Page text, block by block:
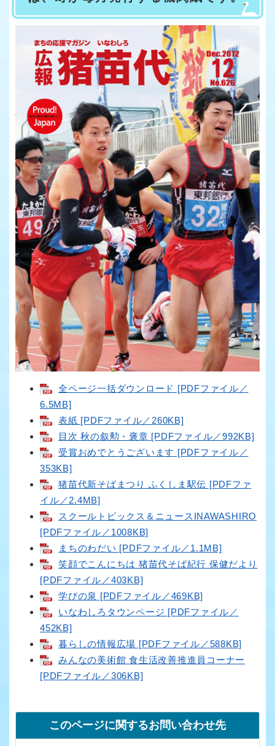
全ページ一括ダウンロード [PDFファイル／
6.5MB]
表紙 [PDFファイル／260KB]
目次 秋の叙勲・褒章 [PDFファイル／992KB]
受賞おめでとうございます [PDFファイル／
353KB]
猪苗代新そばまつり ふくしま駅伝 [PDFファ
イル／2.4MB]
スクールトピックス＆ニュースINAWASHIRO
[PDFファイル／1008KB]
まちのわだい [PDFファイル／1.1MB]
笑顔でこんにちは 猪苗代そば紀行 保健だより
[PDFファイル／403KB]
学びの泉 [PDFファイル／469KB]
いなわしろタウンページ [PDFファイル／
452KB]
暮らしの情報広場 [PDFファイル／588KB]
みんなの美術館 食生活改善推進員コーナー
[PDFファイル／306KB]
このページに関するお問い合わせ先